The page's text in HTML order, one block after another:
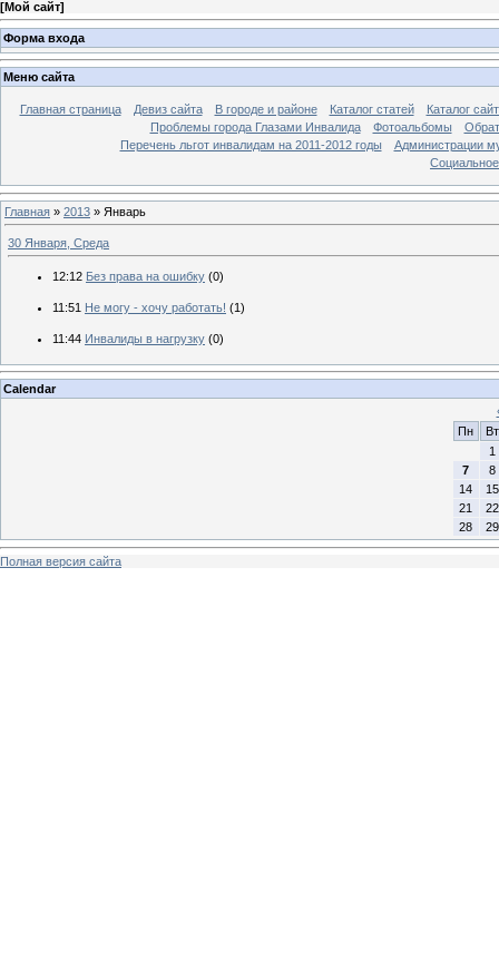
[Мой сайт]
Форма входа
Меню сайта
Главная страница Девиз сайта В городе и районе Каталог статей
Каталог
Проблемы города Глазами Инвалида
Фотоальбомы
Перечень льгот инвалидам на 2011-2012 годы
Администрации
Главная » 2013 » Январь
30 Января, Среда
12:12 Без права на ошибку (0)
11:51 Не могу - хочу работать! (1)
11:44 Инвалиды в нагрузку (0)
Calendar
Пн
Вт
1
7
8
14
15
21
22
28
29
Полная версия сайта